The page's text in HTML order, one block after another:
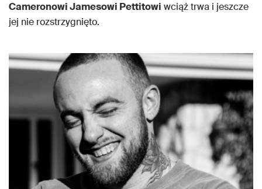
Cameronowi Jamesowi Pettitowi wciąż trwa i jeszcze
jej nie rozstrzygnięto.